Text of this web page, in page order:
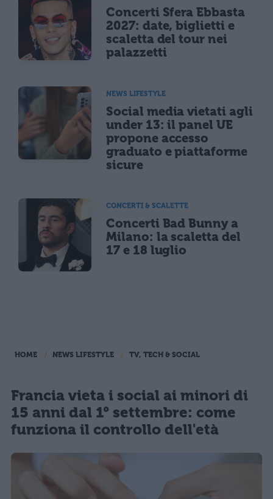
Concerti Sfera Ebbasta
2027: date, biglietti e
scaletta del tour nei
palazzetti
NEWS LIFESTYLE
Social media vietati agli
under 13: il panel UE
propone accesso
graduato e piattaforme
sicure
CONCERTI & SCALETTE
Concerti Bad Bunny a
Milano: la scaletta del
17 e 18 luglio
HOME NEWS LIFESTYLE TV, TECH & SOCIAL
Francia vieta i social ai minori di
15 anni dal 1° settembre: come
funziona il controllo dell'età